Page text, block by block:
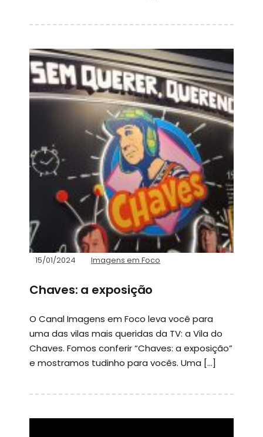
15/01/2024 Imagens em Foco
Chaves: a exposição
O Canal Imagens em Foco leva você para
uma das vilas mais queridas da TV: a Vila do
Chaves. Fomos conferir “Chaves: a exposição”
e mostramos tudinho para vocês. Uma […]